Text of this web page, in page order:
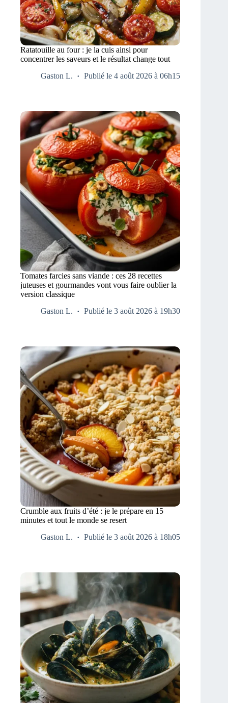
Ratatouille au four : je la cuis ainsi pour
concentrer les saveurs et le résultat change tout
Gaston L.
Publié le 4 août 2026 à 06h15
Tomates farcies sans viande : ces 28 recettes
juteuses et gourmandes vont vous faire oublier la
version classique
Gaston L.
Publié le 3 août 2026 à 19h30
Crumble aux fruits d’été : je le prépare en 15
minutes et tout le monde se resert
Gaston L.
Publié le 3 août 2026 à 18h05